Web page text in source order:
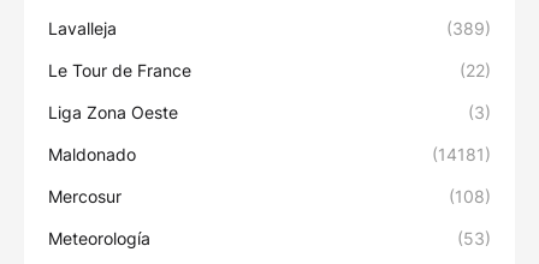
Lavalleja (389)
Le Tour de France (22)
Liga Zona Oeste (3)
Maldonado (14181)
Mercosur (108)
Meteorología (53)